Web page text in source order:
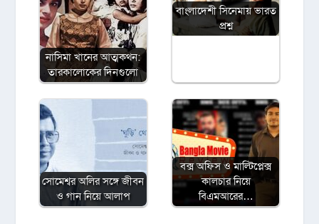
নাসিমা খানের আত্মকথন:
তারকালোকের দিনগুলো
বাংলাদেশী সিনেমায় ভারত
প্রশ্ন
সোমেশ্বর অলির সঙ্গে জীবন
ও গান নিয়ে আলাপ
বক্স অফিস ও মাল্টিপ্লেক্স
কালচার নিয়ে
বিএমআরের…